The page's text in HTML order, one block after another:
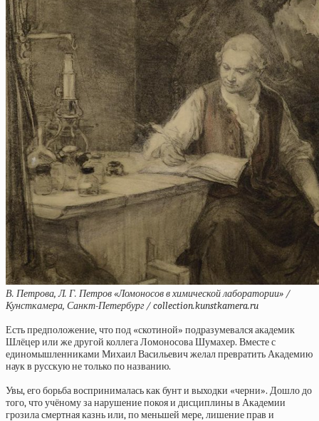
В. Петрова, Л. Г. Петров «Ломоносов в химической лаборатории» /
Кунсткамера, Санкт-Петербург / collection.kunstkamera.ru
Есть предположение, что под «скотиной» подразумевался академик
Шлёцер или же другой коллега Ломоносова Шумахер. Вместе с
единомышленниками Михаил Васильевич желал превратить Академию
наук в русскую не только по названию.
Увы, его борьба воспринималась как бунт и выходки «черни». Дошло до
того, что учёному за нарушение покоя и дисциплины в Академии
грозила смертная казнь или, по меньшей мере, лишение прав и